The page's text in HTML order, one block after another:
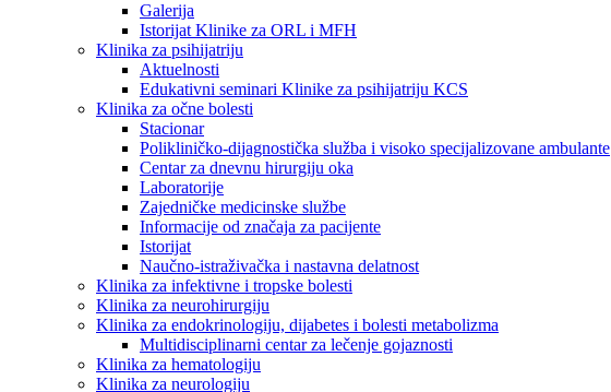
Galerija
Istorijat Klinike za ORL i MFH
Klinika za psihijatriju
Aktuelnosti
Edukativni seminari Klinike za psihijatriju KCS
Klinika za očne bolesti
Stacionar
Polikliničko-dijagnostička služba i visoko specijalizovane ambulante
Centar za dnevnu hirurgiju oka
Laboratorije
Zajedničke medicinske službe
Informacije od značaja za pacijente
Istorijat
Naučno-istraživačka i nastavna delatnost
Klinika za infektivne i tropske bolesti
Klinika za neurohirurgiju
Klinika za endokrinologiju, dijabetes i bolesti metabolizma
Multidisciplinarni centar za lečenje gojaznosti
Klinika za hematologiju
Klinika za neurologiju